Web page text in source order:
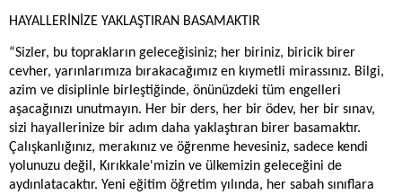
HAYALLERİNİZE YAKLAŞTIRAN BASAMAKTIR
“Sizler, bu toprakların geleceğisiniz; her biriniz, biricik birer
cevher, yarınlarımıza bırakacağımız en kıymetli mirassınız. Bilgi,
azim ve disiplinle birleştiğinde, önünüzdeki tüm engelleri
aşacağınızı unutmayın. Her bir ders, her bir ödev, her bir sınav,
sizi hayallerinize bir adım daha yaklaştıran birer basamaktır.
Çalışkanlığınız, merakınız ve öğrenme hevesiniz, sadece kendi
yolunuzu değil, Kırıkkale'mizin ve ülkemizin geleceğini de
aydınlatacaktır. Yeni eğitim öğretim yılında, her sabah sınıflara